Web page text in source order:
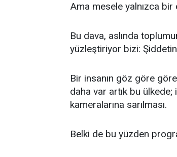
Ama mesele yalnızca bir
Bu dava, aslında
yüzleştiriyor bizi: Şiddetin
Bir insanın göz göre
daha var artık bu
kameralarına sarılması.
Belki de bu yüzden